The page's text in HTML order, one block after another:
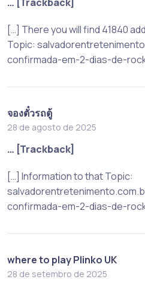
[…] There you will find 41840
Topic:
confirmada-em-2-dias-de-
จองตั๋วรถตู้
28 de agosto de 2025
… [Trackback]
[…] Information to that Topic:
confirmada-em-2-dias-de-
where to play Plinko UK
28 de setembro de 2025